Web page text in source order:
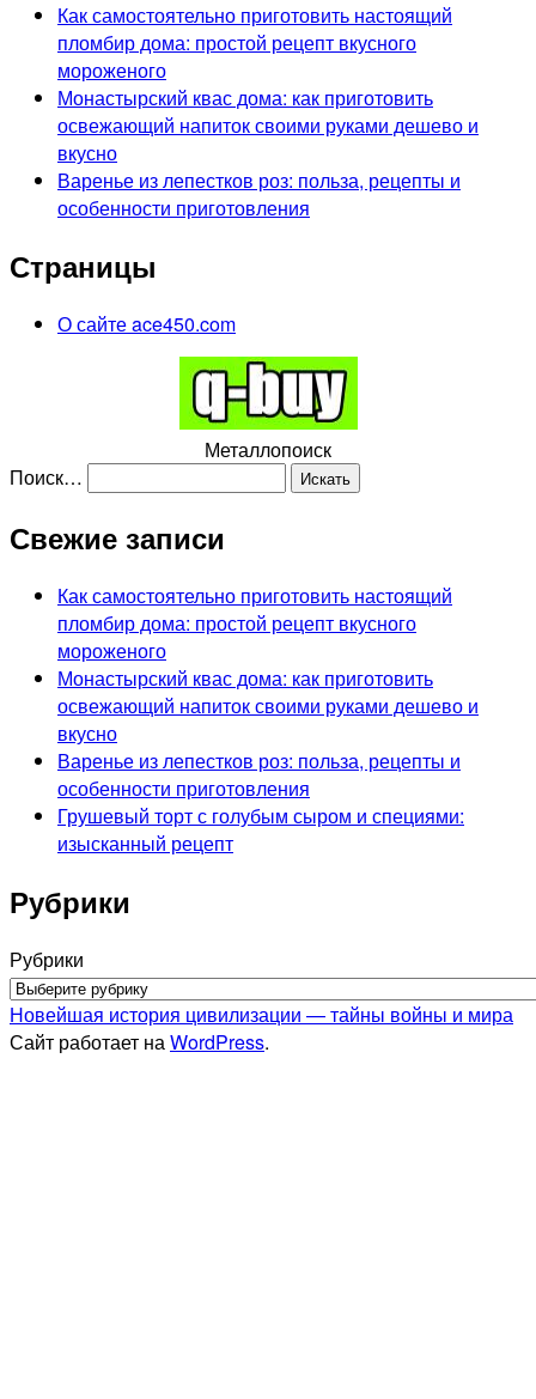
Как самостоятельно приготовить настоящий
пломбир дома: простой рецепт вкусного
мороженого
Монастырский квас дома: как приготовить
освежающий напиток своими руками дешево и
вкусно
Варенье из лепестков роз: польза, рецепты и
особенности приготовления
Страницы
О сайте ace450.com
Металлопоиск
Поиск…
Свежие записи
Как самостоятельно приготовить настоящий
пломбир дома: простой рецепт вкусного
мороженого
Монастырский квас дома: как приготовить
освежающий напиток своими руками дешево и
вкусно
Варенье из лепестков роз: польза, рецепты и
особенности приготовления
Грушевый торт с голубым сыром и специями:
изысканный рецепт
Рубрики
Рубрики
Новейшая история цивилизации — тайны войны и мира
Сайт работает на WordPress.